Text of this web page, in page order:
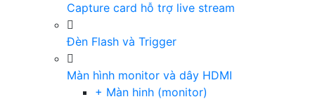
Capture card hỗ trợ live stream
Đèn Flash và Trigger
Màn hình monitor và dây HDMI
+ Màn hinh (monitor)